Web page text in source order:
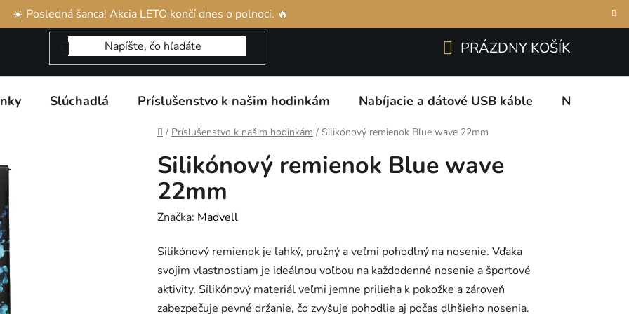
☀️ Posledná šanca! Akcia LETO končí dnes o polnoci. 🔥
produktom Reklamácia a vrátenie tovaru Obchodné podmienky
KOŠÍK
PRÁZDNY KOŠÍK
Slúchadlá Príslušenstvo k našim hodinkám Nabíjacie a dátové USB káble Nabíjacie
Domov
/ Príslušenstvo k našim hodinkám / Silikónový remienok Blue wave 22mm
Silikónový remienok Blue wave
22mm
Značka: Madvell
Silikónový remienok je ľahký, pružný a veľmi pohodlný na nosenie. Vďaka
svojim vlastnostiam je ideálnou voľbou na každodenné nosenie a športové
aktivity. Silikónový materiál veľmi jemne prilieha k pokožke a zároveň
zabezpečuje pevné držanie, čo zvyšuje pohodlie aj počas dlhšieho nosenia.